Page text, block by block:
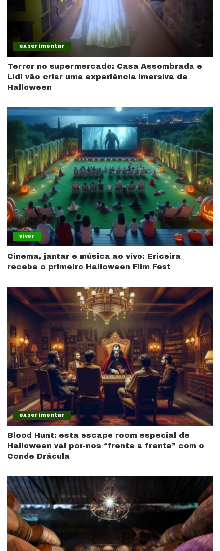
experimentar
Terror no supermercado: Casa Assombrada e
Lidl vão criar uma experiência imersiva de
Halloween
viver
Cinema, jantar e música ao vivo: Ericeira
recebe o primeiro Halloween Film Fest
experimentar
Blood Hunt: esta escape room especial de
Halloween vai por-nos “frente a frente” com o
Conde Drácula